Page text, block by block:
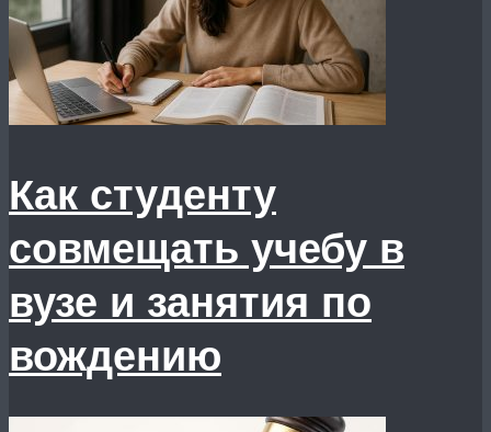
Как студенту
совмещать учебу в
вузе и занятия по
вождению